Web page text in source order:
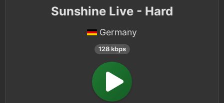
Sunshine Live - Hard
Germany
128 kbps